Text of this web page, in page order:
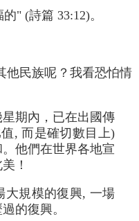
" (詩篇 33:12)。
他民族呢？我看恐怕情
期內，已在出國傳
, 而是確切數目上)
他們在世界各地宣
！
規模的復興, 一場
的復興。